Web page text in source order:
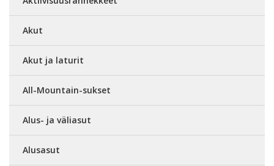
Akut
Akut ja laturit
All-Mountain-sukset
Alus- ja väliasut
Alusasut